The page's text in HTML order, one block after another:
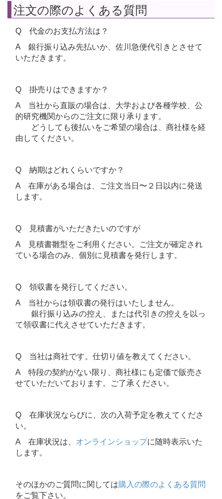
注文の際のよくある質問
Q 代金のお支払方法は？
A 銀行振り込み先払いか、佐川急便代引きとさせて
いただきます。
Q 掛売りはできますか？
A 当社から直販の場合は、大学および各種学校、公
的研究機関からのご注文に限り承ります。
どうしても後払いをご希望の場合は、商社様を経
由してください。
Q 納期はどれくらいですか？
A 在庫がある場合は、ご注文当日〜２日以内に発送
します。
Q 見積書がいただきたいのですが
A 見積書雛型をご利用ください。ご注文が確定され
ている場合のみ、個別に見積書を発行します。
Q 領収書を発行してください。
A 当社からは領収書の発行はいたしません。
銀行振り込みの控え、または代引きの控えを以っ
て領収書に代えさせていただきます。
Q 当社は商社です。仕切り値を教えてください。
A 特段の契約がない限り、商社様にも定価で販売さ
せていただいております。ご了承ください。
Q 在庫状況ならびに、次の入荷予定を教えてくださ
い。
A 在庫状況は、 オンラインショップに随時表示いた
します。
そのほかのご質問に関しては購入の際のよくある質問
をご覧下さい。